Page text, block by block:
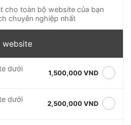
cho toàn bộ website của bạn
chuyên nghiệp nhất
website
dưới
1,500,000 VND
dưới
2,500,000 VND